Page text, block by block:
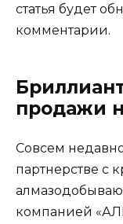
статья будет
комментарии.
продажи
Совсем
партнерстве с
компанией